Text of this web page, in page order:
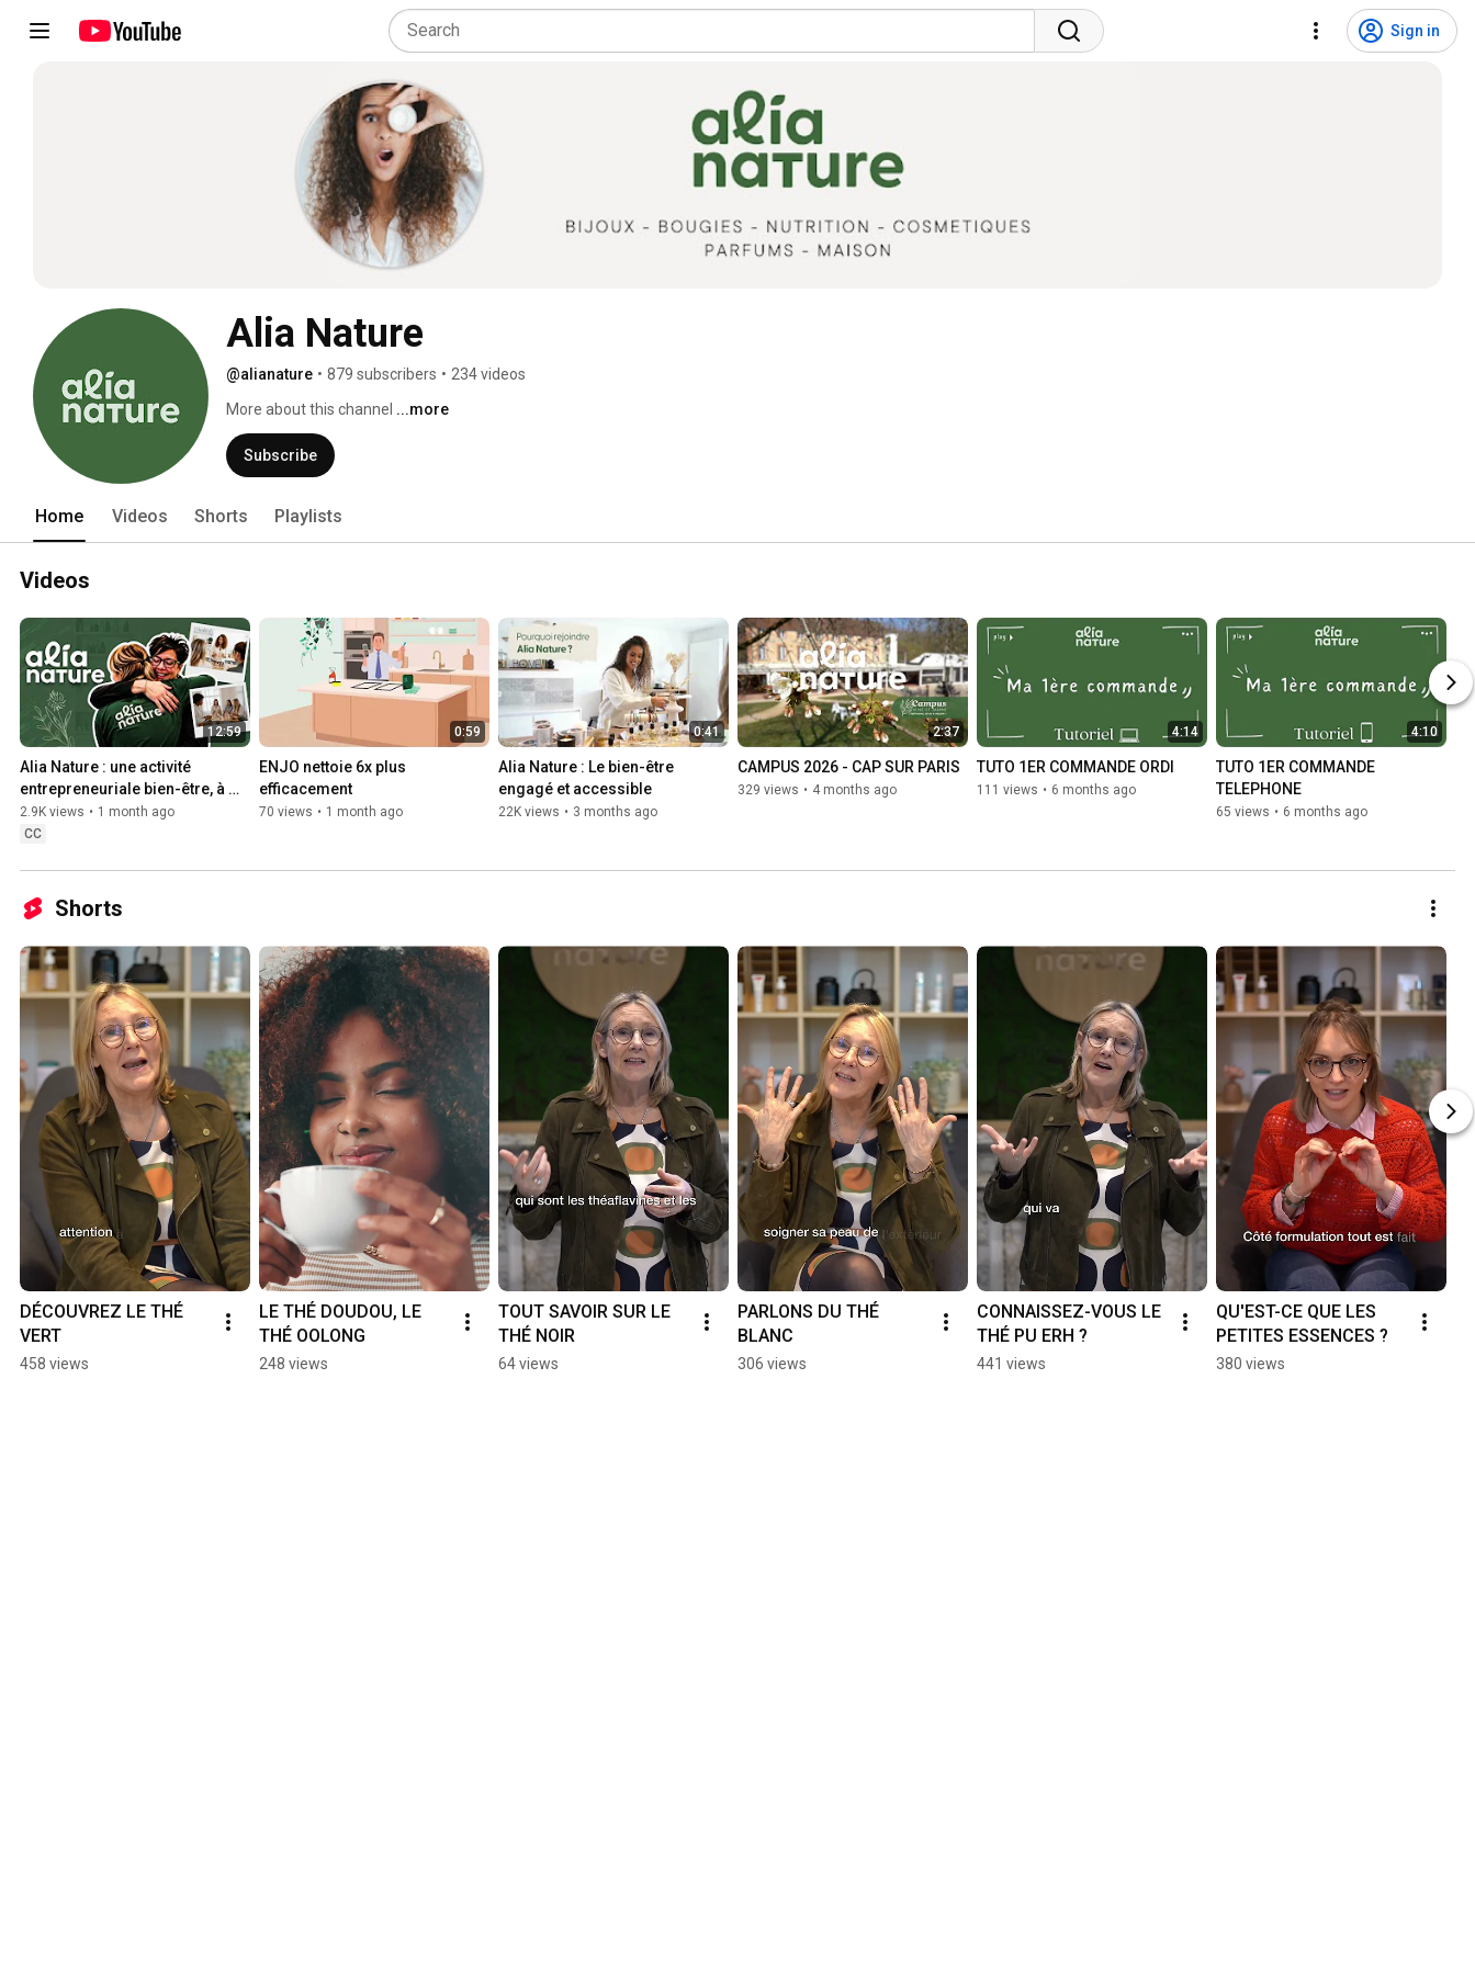
Sign in
Alia Nature
@alianature • 879 subscribers • 234 videos
More about this channel ...more
Subscribe
Home Videos Shorts Playlists
Videos
12:59
Alia Nature : une activité
entrepreneuriale bien-être, à
votre rythme
2.9K views • 1 month ago
CC
0:59
ENJO nettoie 6x plus
efficacement
70 views • 1 month ago
0:41
Alia Nature : Le bien-être
engagé et accessible
22K views • 3 months ago
2:37
CAMPUS 2026 - CAP SUR PARIS
329 views • 4 months ago
4:14
TUTO 1ER COMMANDE ORDI
111 views • 6 months ago
4:10
TUTO 1ER COMMANDE
TELEPHONE
65 views • 6 months ago
Shorts
DÉCOUVREZ LE THÉ
VERT
458 views
LE THÉ DOUDOU, LE
THÉ OOLONG
248 views
TOUT SAVOIR SUR LE
THÉ NOIR
64 views
PARLONS DU THÉ
BLANC
306 views
CONNAISSEZ-VOUS LE
THÉ PU ERH ?
441 views
QU'EST-CE QUE LES
PETITES ESSENCES ?
380 views